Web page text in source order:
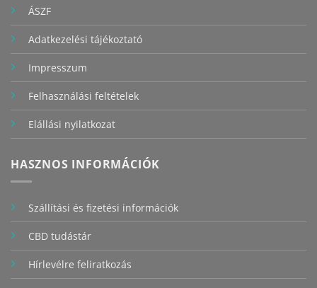
ÁSZF
Adatkezelési tájékoztató
Impresszum
Felhasználási feltételek
Elállási nyilatkozat
HASZNOS INFORMÁCIÓK
Szállítási és fizetési információk
CBD tudástár
Hírlevélre feliratkozás